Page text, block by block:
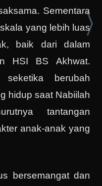
Sementara
yang lebih luas
baik dari dalam
HSI BS Akhwat.
berubah
hidup saat Nabiilah
tantangan
anak-anak yang
bersemangat dan